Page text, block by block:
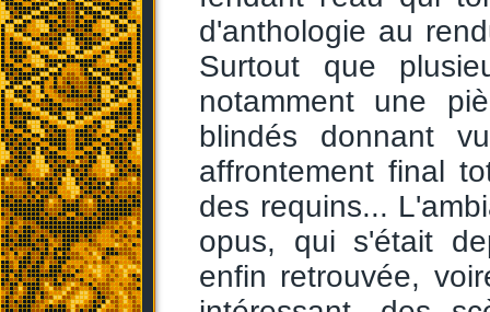
d'anthologie au
Surtout que
notamment une
blindés donnant
affrontement final
des requins...
opus, qui s'était
enfin retrouvée,